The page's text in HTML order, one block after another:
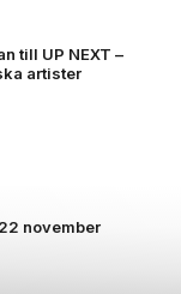
till UP NEXT –
artister
november